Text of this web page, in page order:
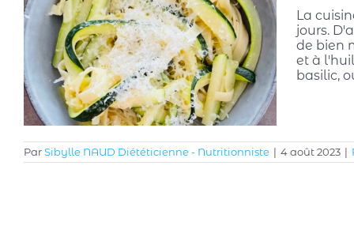
La
jours.
de bien
et à
basilic,
ParSibylle NAUD Diététicienne - Nutritionniste | 4 août 2023 |